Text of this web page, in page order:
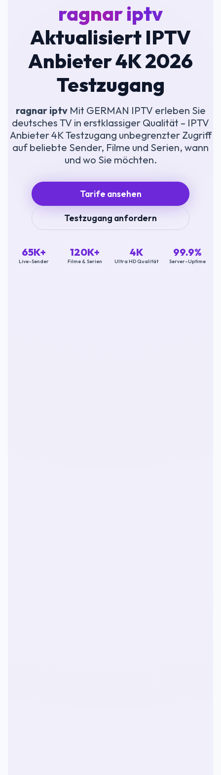
ragnar iptv
Aktualisiert IPTV
Anbieter 4K 2026
Testzugang
ragnar iptvMit GERMAN IPTV erleben Sie
deutsches TV in erstklassiger Qualität – IPTV
Anbieter 4K Testzugang unbegrenzter Zugriff
auf beliebte Sender, Filme und Serien, wann
und wo Sie möchten.
Tarife ansehen
Testzugang anfordern
65K+
Live-Sender
120K+
Filme & Serien
4K
Ultra HD Qualität
99.9%
Server-Uptime